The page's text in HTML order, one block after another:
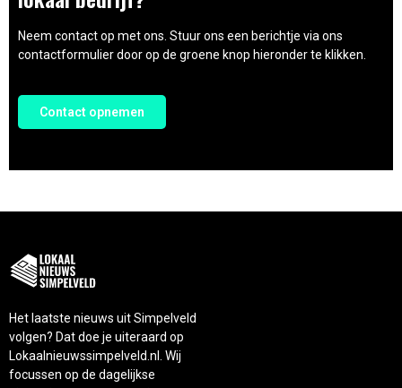
Neem contact op met ons. Stuur ons een berichtje via ons
contactformulier door op de groene knop hieronder te klikken.
Contact opnemen
Het laatste nieuws uit Simpelveld
volgen? Dat doe je uiteraard op
Lokaalnieuwssimpelveld.nl. Wij
focussen op de dagelijkse